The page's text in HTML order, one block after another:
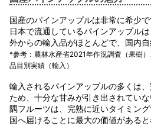
国産のパインアップルは非常に希少で
日本で流通しているパインアップル
外からの輸入品がほとんどで、国内
*参考：農林水産省2021年作況調査（果樹
品目別実績（輸入）
輸入されるパインアップルの多くは
ため、十分な甘みが引き出されてい
隅フルーツは、完熟に近いタイミン
国へ届けることに最大の価値があると